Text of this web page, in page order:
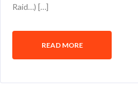
Raid…) […]
READ MORE